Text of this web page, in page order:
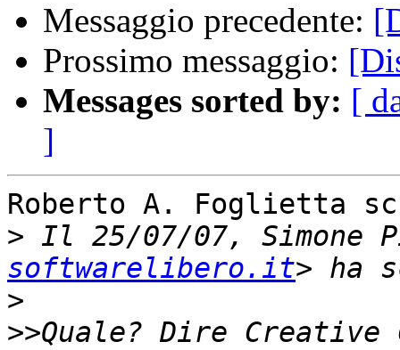
Messaggio precedente:
Prossimo messaggio:
Messages sorted by: [
]
Roberto A. Foglietta
> Il 25/07/07, Simone
softwarelibero.it
>
>>Quale? Dire Creative